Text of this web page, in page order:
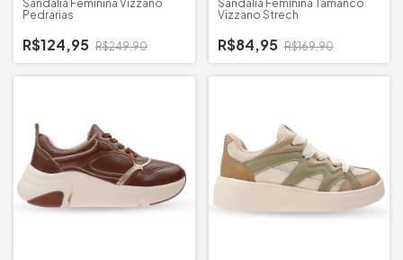
Sandalia Feminina Vizzano
Pedrarias
R$124,95 R$249,90
Sandalia Feminina Tamanco
Vizzano Strech
R$84,95 R$169,90